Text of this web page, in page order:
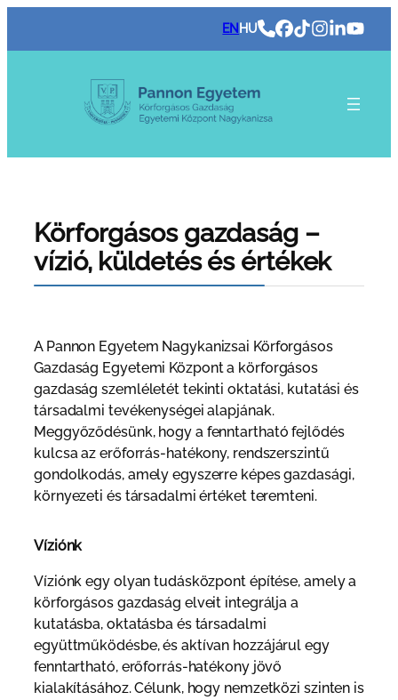
tartalomhoz
EN HU
Körforgásos gazdaság –
vízió, küldetés és értékek
A Pannon Egyetem Nagykanizsai Körforgásos
Gazdaság Egyetemi Központ a körforgásos
gazdaság szemléletét tekinti oktatási, kutatási és
társadalmi tevékenységei alapjának.
Meggyőződésünk, hogy a fenntartható fejlődés
kulcsa az erőforrás-hatékony, rendszerszintű
gondolkodás, amely egyszerre képes gazdasági,
környezeti és társadalmi értéket teremteni.
Víziónk
Víziónk egy olyan tudásközpont építése, amely a
körforgásos gazdaság elveit integrálja a
kutatásba, oktatásba és társadalmi
együttműködésbe, és aktívan hozzájárul egy
fenntartható, erőforrás-hatékony jövő
kialakításához. Célunk, hogy nemzetközi szinten is